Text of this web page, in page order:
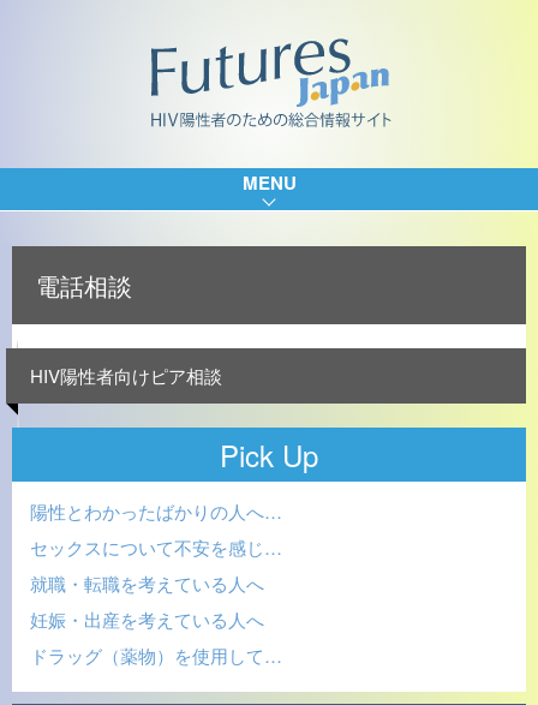
MENU
電話相談
HIV陽性者向けピア相談
Pick Up
陽性とわかったばかりの人へ…
セックスについて不安を感じ…
就職・転職を考えている人へ
妊娠・出産を考えている人へ
ドラッグ（薬物）を使用して…